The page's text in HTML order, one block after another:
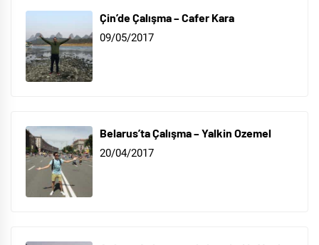
Çin’de Çalışma – Cafer Kara
09/05/2017
Belarus’ta Çalışma – Yalkin Ozemel
20/04/2017